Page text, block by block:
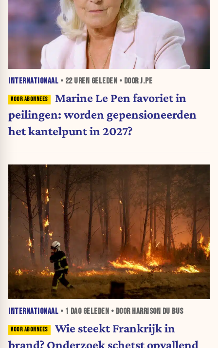
INTERNATIONAAL • 22 UREN GELEDEN • DOOR J.PE
Marine Le Pen favoriet in
peilingen: worden gepensioneerden
het kantelpunt in 2027?
INTERNATIONAAL • 1 DAGGELEDEN • DOOR HARRISON DU BUS
Wie steekt Frankrijk in
brand? Onderzoek schetst opvallend